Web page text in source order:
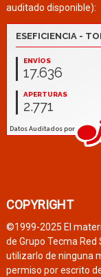
auditado disponible):
COPYRIGHT
©1999-2025 El
de Grupo Tecma Red
utilizarlo de ninguna
permiso por escrito